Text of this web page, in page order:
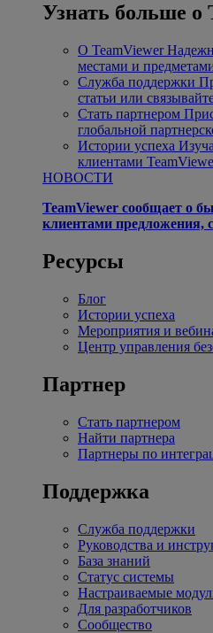
Узнать больше о
О TeamViewer
местами и
Служба поддержки
статьи или
Стать партнером
глобальной
Истории успеха
клиентами
НОВОСТИ
TeamViewer сообщает о
клиентами предложения,
Ресурсы
Блог
Истории успеха
Мероприятия и
Центр управления
Партнер
Стать партнером
Найти партнера
Партнеры по
Поддержка
Служба поддержки
Руководства и
База знаний
Статус системы
Настраиваемые
Для разработчиков
Сообщество